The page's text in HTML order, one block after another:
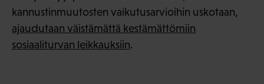
kannustinmuutosten vaikutusarvioihin uskotaan,
ajaudutaan väistämättä kestämättömiin
sosiaaliturvan leikkauksiin.